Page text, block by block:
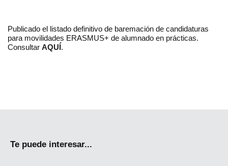
Publicado el listado definitivo de baremación de candidaturas
para movilidades ERASMUS+ de alumnado en prácticas.
Consultar AQUÍ.
Te puede interesar...